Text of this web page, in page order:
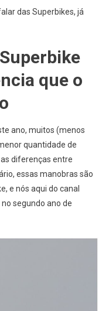
das Superbikes, já
que o
ano, muitos (menos
quantidade de
diferenças entre
essas manobras são
e nós aqui do canal
segundo ano de